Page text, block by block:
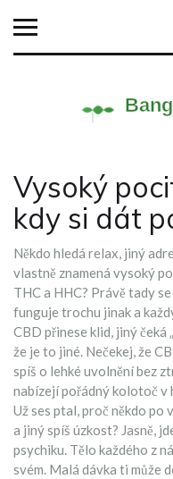
Vysoký
kdy si dát
Někdo hledá relax, jiný
vlastně znamená vysoký
THC a HHC? Právě tady
funguje trochu jinak a
CBD přinese klid, jiný čeká
že je to jiné. Nečekej, že
spíš o lehké uvolnění bez
nabízejí pořádný kolotoč v
Už ses ptal, proč někdo po
a jiný spíš úzkost? Jasně,
psychiku. Tělo každého z
svém. Malá dávka ti může